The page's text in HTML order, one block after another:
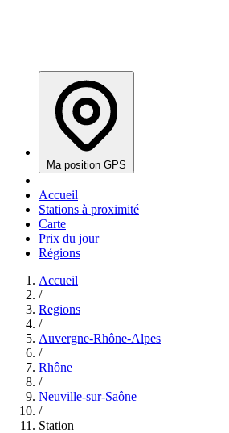
Ma position GPS
Accueil
Stations à proximité
Carte
Prix du jour
Régions
Accueil
/
Regions
/
Auvergne-Rhône-Alpes
/
Rhône
/
Neuville-sur-Saône
/
Station